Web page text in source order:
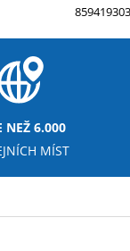
NEŽ 6.000
MÍST